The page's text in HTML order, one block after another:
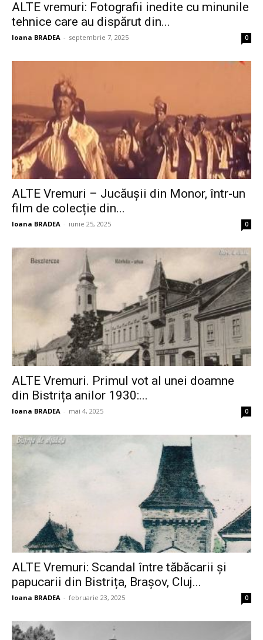
ALTE vremuri: Fotografii inedite cu minunile
tehnice care au dispărut din...
Ioana BRADEA - septembrie 7, 2025 0
ALTE Vremuri – Jucăușii din Monor, într-un
film de colecție din...
Ioana BRADEA - iunie 25, 2025 0
ALTE Vremuri. Primul vot al unei doamne
din Bistrița anilor 1930:...
Ioana BRADEA - mai 4, 2025 0
ALTE Vremuri: Scandal între tăbăcarii și
papucarii din Bistrița, Brașov, Cluj...
Ioana BRADEA - februarie 23, 2025 0